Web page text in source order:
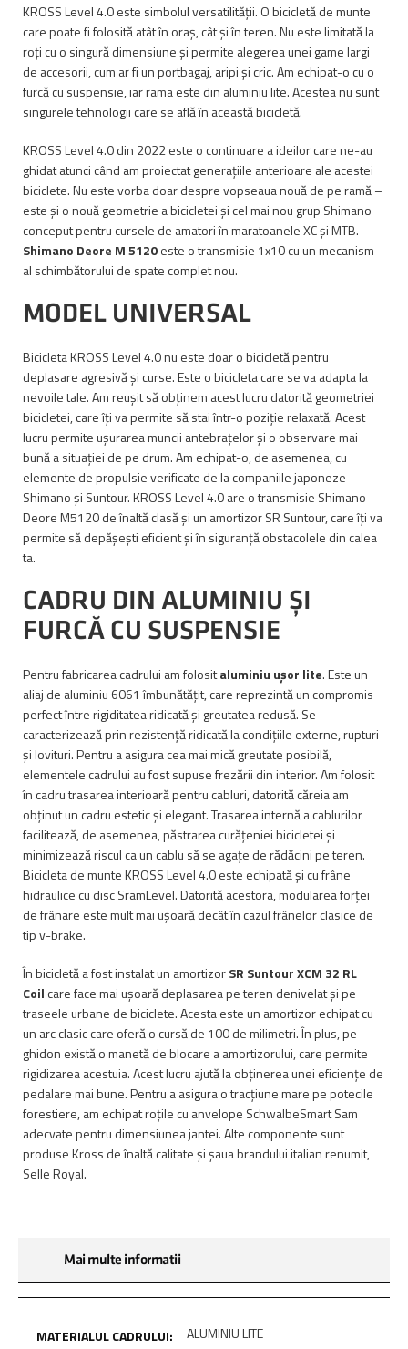
KROSS Level 4.0 este simbolul versatilității. O bicicletă de munte
care poate fi folosită atât în oraș, cât și în teren. Nu este limitată la
roți cu o singură dimensiune și permite alegerea unei game largi
de accesorii, cum ar fi un portbagaj, aripi și cric. Am echipat-o cu o
furcă cu suspensie, iar rama este din aluminiu lite. Acestea nu sunt
singurele tehnologii care se află în această bicicletă.
KROSS Level 4.0 din 2022 este o continuare a ideilor care ne-au
ghidat atunci când am proiectat generațiile anterioare ale acestei
biciclete. Nu este vorba doar despre vopseaua nouă de pe ramă –
este și o nouă geometrie a bicicletei și cel mai nou grup Shimano
conceput pentru cursele de amatori în maratoanele XC și MTB.
Shimano Deore M 5120este o transmisie 1x10 cu un mecanism
al schimbătorului de spate complet nou.
MODEL UNIVERSAL
Bicicleta KROSS Level 4.0 nu este doar o bicicletă pentru
deplasare agresivă și curse. Este o bicicleta care se va adapta la
nevoile tale. Am reușit să obținem acest lucru datorită geometriei
bicicletei, care îți va permite să stai într-o poziție relaxată. Acest
lucru permite ușurarea muncii antebrațelor și o observare mai
bună a situației de pe drum. Am echipat-o, de asemenea, cu
elemente de propulsie verificate de la companiile japoneze
Shimano și Suntour. KROSS Level 4.0 are o transmisie Shimano
Deore M5120 de înaltă clasă și un amortizor SR Suntour, care îți va
permite să depășești eficient și în siguranță obstacolele din calea
ta.
CADRU DIN ALUMINIU ȘI
FURCĂ CU SUSPENSIE
Pentru fabricarea cadrului am folositaluminiu ușor lite. Este un
aliaj de aluminiu 6061 îmbunătățit, care reprezintă un compromis
perfect între rigiditatea ridicată și greutatea redusă. Se
caracterizează prin rezistență ridicată la condițiile externe, rupturi
și lovituri. Pentru a asigura cea mai mică greutate posibilă,
elementele cadrului au fost supuse frezării din interior. Am folosit
în cadru trasarea interioară pentru cabluri, datorită căreia am
obținut un cadru estetic și elegant. Trasarea internă a cablurilor
facilitează, de asemenea, păstrarea curățeniei bicicletei și
minimizează riscul ca un cablu să se agațe de rădăcini pe teren.
Bicicleta de munte KROSS Level 4.0 este echipată și cu frâne
hidraulice cu disc SramLevel. Datorită acestora, modularea forței
de frânare este mult mai ușoară decât în cazul frânelor clasice de
tip v-brake.
În bicicletă a fost instalat un amortizorSR Suntour XCM 32 RL
Coilcare face mai ușoară deplasarea pe teren denivelat și pe
traseele urbane de biciclete. Acesta este un amortizor echipat cu
un arc clasic care oferă o cursă de 100 de milimetri. În plus, pe
ghidon există o manetă de blocare a amortizorului, care permite
rigidizarea acestuia. Acest lucru ajută la obținerea unei eficiențe de
pedalare mai bune. Pentru a asigura o tracțiune mare pe potecile
forestiere, am echipat roțile cu anvelope SchwalbeSmart Sam
adecvate pentru dimensiunea jantei. Alte componente sunt
produse Kross de înaltă calitate și șaua brandului italian renumit,
Selle Royal.
Mai multe informatii
ALUMINIU LITE